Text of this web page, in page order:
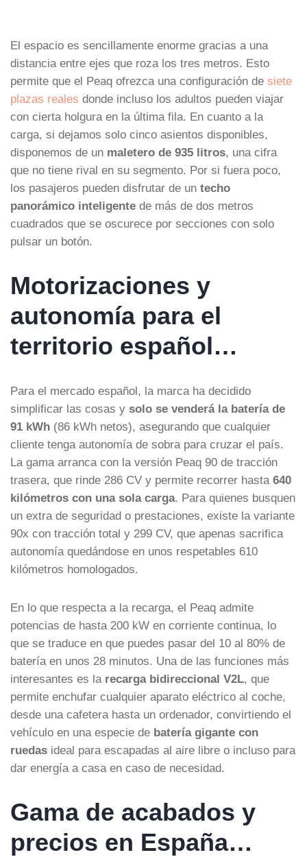
El espacio es sencillamente enorme gracias a una
distancia entre ejes que roza los tres metros. Esto
permite que el Peaq ofrezca una configuración de siete
plazas reales donde incluso los adultos pueden viajar
con cierta holgura en la última fila. En cuanto a la
carga, si dejamos solo cinco asientos disponibles,
disponemos de un maletero de 935 litros, una cifra
que no tiene rival en su segmento. Por si fuera poco,
los pasajeros pueden disfrutar de un techo
panorámico inteligente de más de dos metros
cuadrados que se oscurece por secciones con solo
pulsar un botón.
Motorizaciones y
autonomía para el
territorio español…
Para el mercado español, la marca ha decidido
simplificar las cosas y solo se venderá la batería de
91 kWh (86 kWh netos), asegurando que cualquier
cliente tenga autonomía de sobra para cruzar el país.
La gama arranca con la versión Peaq 90 de tracción
trasera, que rinde 286 CV y permite recorrer hasta 640
kilómetros con una sola carga. Para quienes busquen
un extra de seguridad o prestaciones, existe la variante
90x con tracción total y 299 CV, que apenas sacrifica
autonomía quedándose en unos respetables 610
kilómetros homologados.
En lo que respecta a la recarga, el Peaq admite
potencias de hasta 200 kW en corriente continua, lo
que se traduce en que puedes pasar del 10 al 80% de
batería en unos 28 minutos. Una de las funciones más
interesantes es la recarga bidireccional V2L, que
permite enchufar cualquier aparato eléctrico al coche,
desde una cafetera hasta un ordenador, convirtiendo el
vehículo en una especie de batería gigante con
ruedas ideal para escapadas al aire libre o incluso para
dar energía a casa en caso de necesidad.
Gama de acabados y
precios en España…